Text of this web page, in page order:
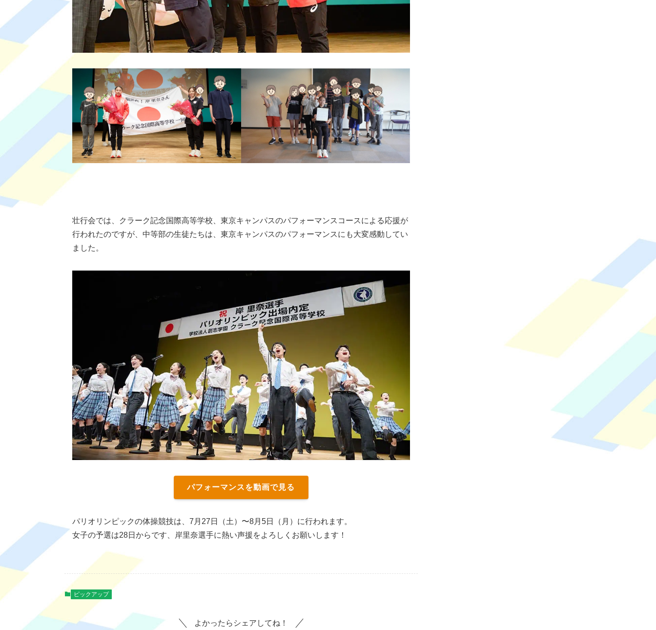
壮行会では、クラーク記念国際高等学校、東京キャンパスのパフォーマンスコースによる応援が
行われたのですが、中等部の生徒たちは、東京キャンパスのパフォーマンスにも大変感動してい
ました。
パフォーマンスを動画で見る
パリオリンピックの体操競技は、7月27日（土）〜8月5日（月）に行われます。
女子の予選は28日からです、岸里奈選手に熱い声援をよろしくお願いします！
ピックアップ
よかったらシェアしてね！